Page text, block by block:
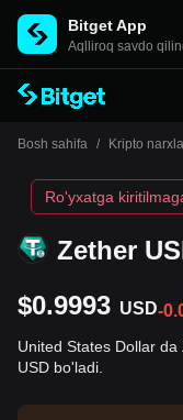
Bitget App
Aqlliroq savdo
Bosh sahifa / Kripto
Zether
Ro'yxatga
$0.9993 USD-
United States Dollar
USD bo'ladi.